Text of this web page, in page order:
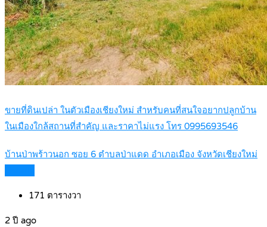
ขายที่ดินเปล่า ในตัวเมืองเชียงใหม่ สำหรับคนที่สนใจอยากปลูกบ้าน
ในเมืองใกล้สถานที่สำคัญ และราคาไม่แรง โทร 0995693546
บ้านป่าพร้าวนอก ซอย 6 ตำบลป่าแดด อำเภอเมือง จังหวัดเชียงใหม่
171 ตารางวา
2 ปี ago